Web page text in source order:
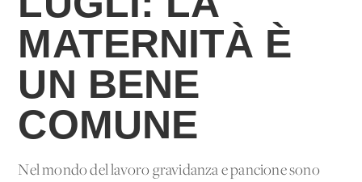
MATERNITÀ È
UN BENE
COMUNE
Nel mondo del lavoro gravidanza e pancione sono